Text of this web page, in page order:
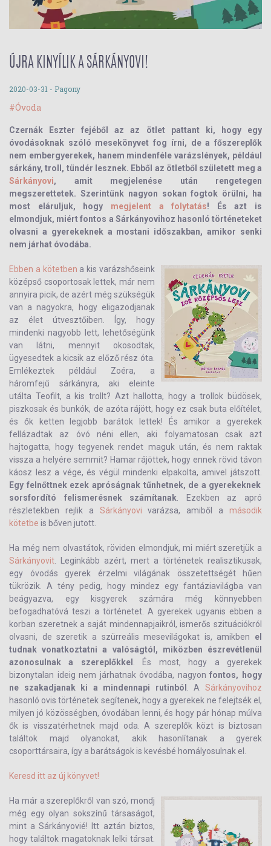
ÚJRA KINYÍLIK A SÁRKÁNYOVI!
2020-03-31 - Pagony
#Óvoda
Czernák Eszter fejéből az az ötlet pattant ki, hogy egy
óvodásoknak szóló mesekönyvet fog írni, de a főszereplők
nem embergyerekek, hanem mindenféle varázslények, például
sárkány, troll, tündér lesznek. Ebből az ötletből született meg a
Sárkányovi, amit megjelenése után rengetegen
megszerettetek. Szerintünk nagyon sokan fogtok örülni, ha
most eláruljuk, hogy megjelent a folytatás! És azt is
elmondjuk, miért fontos a Sárkányovihoz hasonló történeteket
olvasni a gyerekeknek a mostani időszakban, amikor senki
nem járhat óvodába.
Ebben a kötetben a kis varázshőseink
középső csoportosak lettek, már nem
annyira picik, de azért még szükségük
van a nagyokra, hogy eligazodjanak
az élet útvesztőiben. Így, hogy
mindenki nagyobb lett, lehetőségünk
van látni, mennyit okosodtak,
ügyesedtek a kicsik az előző rész óta.
Emlékeztek például Zoéra, a
háromfejű sárkányra, aki eleinte
utálta Teofilt, a kis trollt? Azt hallotta, hogy a trollok büdösek,
piszkosak és bunkók, de azóta rájött, hogy ez csak buta előítélet,
és ők ketten legjobb barátok lettek! És amikor a gyerekek
fellázadtak az óvó néni ellen, aki folyamatosan csak azt
hajtogatta, hogy tegyenek rendet maguk után, és nem raktak
vissza a helyére semmit? Hamar rájöttek, hogy ennek rövid távon
káosz lesz a vége, és végül mindenki elpakolta, amivel játszott.
Egy felnőttnek ezek apróságnak tűnhetnek, de a gyerekeknek
sorsfordító felismerésnek számítanak . Ezekben az apró
részletekben rejlik a Sárkányovi varázsa, amiből a második
kötetbe is bőven jutott.
Ha még nem olvastátok, röviden elmondjuk, mi miért szeretjük a
Sárkányovit . Leginkább azért, mert a történetek realisztikusak,
egy óvodás gyerek érzelmi világának összetettségét hűen
tükrözik. A tény pedig, hogy mindez egy fantáziavilágba van
beágyazva, egy kisgyerek számára még könnyebben
befogadhatóvá teszi a történetet. A gyerekek ugyanis ebben a
korban szeretnek a saját mindennapjaikról, ismerős szituációkról
olvasni, de szeretik a szürreális mesevilágokat is, amikben el
tudnak vonatkoztatni a valóságtól, miközben észrevétlenül
azonosulnak a szereplőkkel
. És most, hogy a gyerekek
bizonytalan ideig nem járhatnak óvodába, nagyonfontos, hogy
ne szakadjanak ki a mindennapi rutinból
. ASárkányovihoz
hasonló ovis történetek segítenek, hogy a gyerekek ne felejtsék el,
milyen jó közösségben, óvodában lenni, és hogy pár hónap múlva
ők is visszatérhetnek majd oda. A szereplők közt is biztosan
találtok majd olyanokat, akik hasonlítanak a gyerek
csoporttársaira, így a barátságok is kevésbé homályosulnak el.
Keresd itt az új könyvet!
Ha már a szereplőkről van szó, mondj
még egy olyan sokszínű társaságot,
mint a Sárkányovié! Itt aztán biztos,
hogy találtok magatoknak lelki társat.